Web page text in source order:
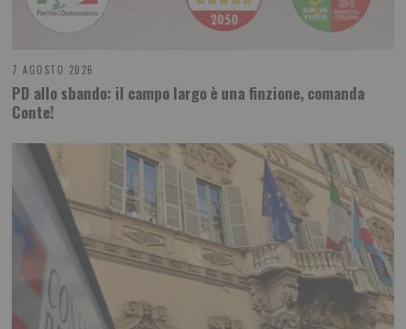
7 AGOSTO 2026
PD allo sbando: il campo largo è una finzione, comanda
Conte!